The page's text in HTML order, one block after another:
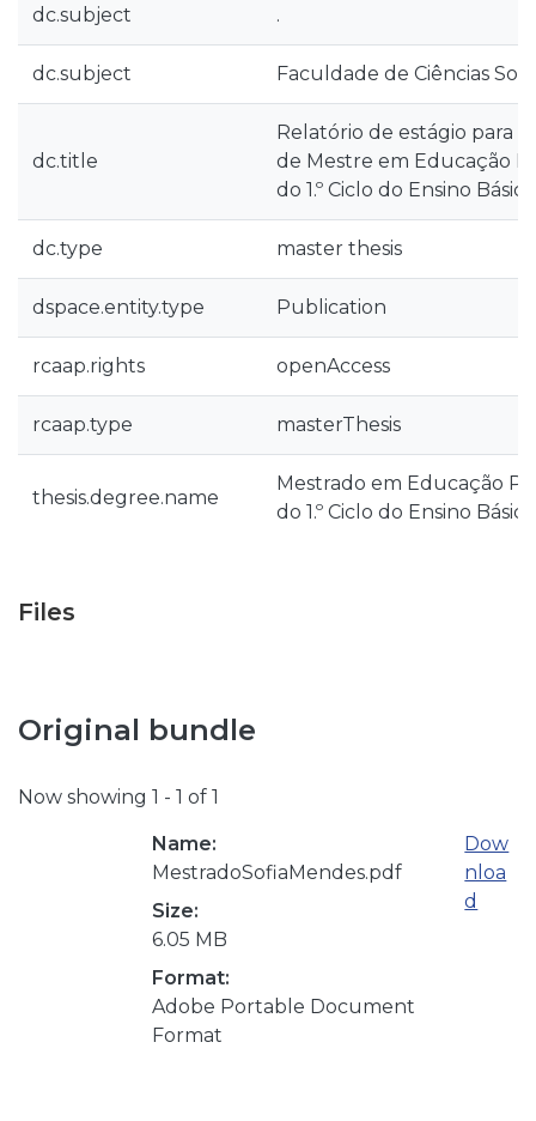
dc.subject .
dc.subject Faculdade de Ciências
dc.title
Relatório de estágio para
de Mestre em Educação
do 1.º Ciclo do Ensino Básico
dc.type master thesis
dspace.entity.type Publication
rcaap.rights openAccess
rcaap.type masterThesis
thesis.degree.name
Mestrado em Educação
do 1.º Ciclo do Ensino Básico
Files
Original bundle
Now showing 1 - 1 of 1
Name:
MestradoSofiaMendes.pdf
Size:
6.05 MB
Format:
Adobe Portable Document
Format
Dow
nloa
d